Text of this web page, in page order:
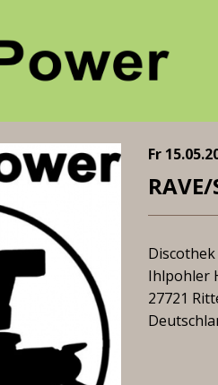
Fr
Ihlpohler
27721